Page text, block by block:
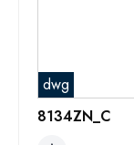
dwg
8134ZN_C